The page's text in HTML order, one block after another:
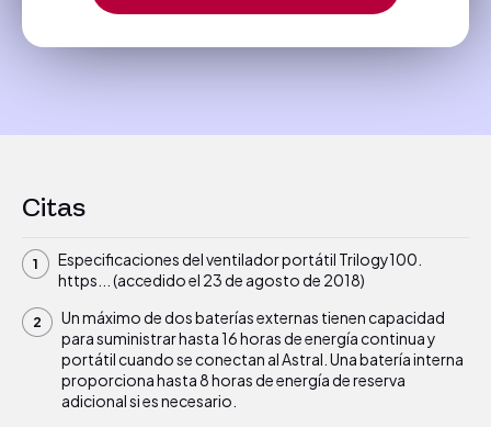
Citas
Especificaciones del ventilador portátil Trilogy100.
https... (accedido el 23 de agosto de 2018)
Un máximo de dos baterías externas tienen capacidad
para suministrar hasta 16 horas de energía continua y
portátil cuando se conectan al Astral. Una batería interna
proporciona hasta 8 horas de energía de reserva
adicional si es necesario.